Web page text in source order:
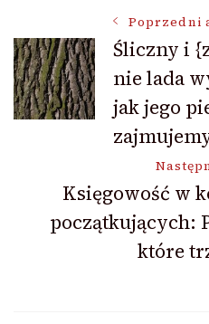
Nawigacja
wpisu
Poprzedni
Śliczny i
nie lada
jak jego
Księgowość w
początkujących:
które